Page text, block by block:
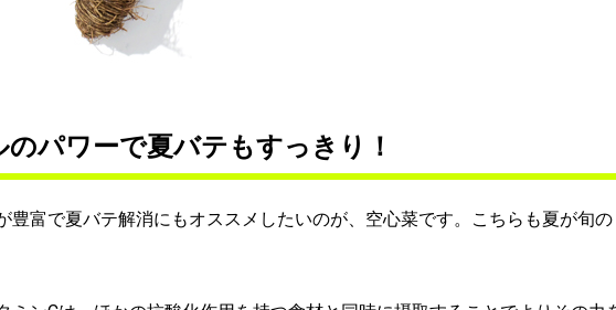
パワーで夏バテもすっきり！
豊富で夏バテ解消にもオススメしたいのが、空心菜です。こちらも夏が旬の